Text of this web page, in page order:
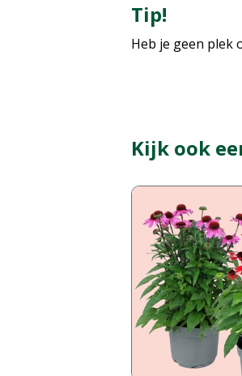
Tip!
Heb je geen plek
Kijk ook